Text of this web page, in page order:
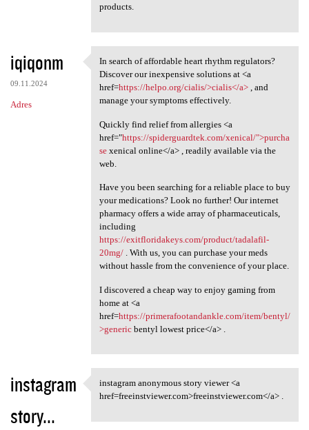
products.
iqiqonm
09.11.2024
Adres
In search of affordable heart
In search of affordable heart rhythm regulators?
Discover our inexpensive solutions at <a
href=https://helpo.org/cialis/>cialis</a>, and
manage your symptoms effectively.
Quickly find relief from allergies <a
href="https://spiderguardtek.com/xenical/">purcha
sexenical online</a> , readily available via the
web.
Have you been searching for a reliable place to buy
your medications? Look no further! Our internet
pharmacy offers a wide array of pharmaceuticals,
including
https://exitfloridakeys.com/product/tadalafil-
20mg/. With us, you can purchase your meds
without hassle from the convenience of your place.
I discovered a cheap way to enjoy gaming from
home at <a
href=https://primerafootandankle.com/item/bentyl/
>genericbentyl lowest price</a> .
instagram
story...
instagram anonymous story
instagram anonymous story viewer <a
href=freeinstviewer.com>freeinstviewer.com</a> .